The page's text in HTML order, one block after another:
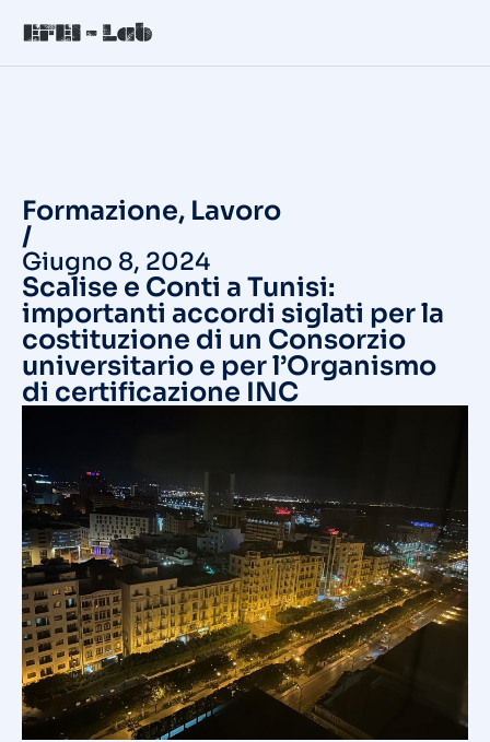
Formazione, Lavoro
/
Giugno 8, 2024
Scalise e Conti a Tunisi:
importanti accordi siglati per la
costituzione di un Consorzio
universitario e per l’Organismo
di certificazione INC